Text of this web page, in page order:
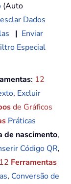
(Auto
Dados
| Enviar
Especial
: 12
, Excluir
de Gráficos
Práticas
de nascimento,
Código QR,
12 Ferramentas
, Conversão de